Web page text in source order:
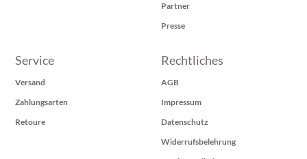
Partner
Presse
Service
Versand
Zahlungsarten
Retoure
Rechtliches
AGB
Impressum
Datenschutz
Widerrufsbelehrung